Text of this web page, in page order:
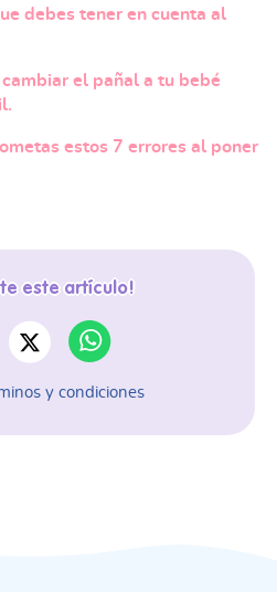
debes tener en cuenta al
el pañal a tu bebé
estos 7 errores al poner
este artículo!
y condiciones